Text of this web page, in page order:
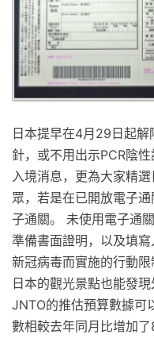
日本提早在4月29日起
針，或不用出示PCR陰
入境消息，更為大家精
眾，若是在已開放電子
子通關。 未使用電子通
準備書面證明，以及填
新冠病毒而實施的行動
日本的觀光景點也能發
JNTO的推估預算數據可
數相較去年同月比增加